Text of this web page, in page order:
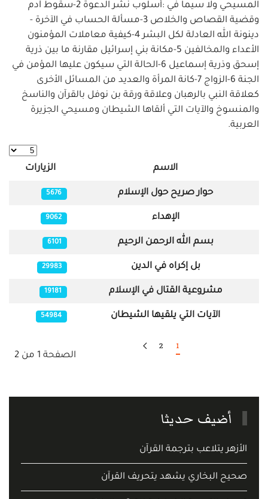
المسيحي ولا سيما في :أسلوب نشر الدعوة 2-سقوط آدم
وقضية القصاص والخلاص 3-مسألة الحساب في الآخرة -
دينونة الله العادلة لكل البشر 4-كيفية معاملات المؤمنون
الأعداء والمخالفين 5-مكانة بني إسرائيل مقارنة ما بين ذرية
إسحق وذرية إسماعيل 6-الحالة التي سيكون عليها المؤمن في
الجنة 6-الزواج 7-كانة المرأة والعديد من المسائل الأخرى
كعلاقة النبي بالرهبان وعلاقة ورقة بن نوفل بالقرآن والناسخ
والمنسوخ والآيات التي ألقاها الشيطان ومسيحي الجزيرة
العربية.
عدد
الاسم الزيارات
حوار صريح حول الإسلام 5676
الإهداء 9062
بسم الله الرحمن الرحيم 6101
بل إكراه في الدين 29983
مشروعية القتال في الإسلام 19181
الآيات التي يلقيها الشيطان 54984
الصفحة 1 من 2
1
2
أضيف حديثا
الأزهر يتلاعب بترجمة القرآن
صحيح البخاري يشهد يتحريف القرآن